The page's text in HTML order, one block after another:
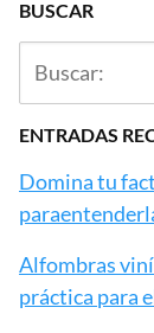
BUSCAR
ENTRADAS
Domina tu
Alfombras
práctica para